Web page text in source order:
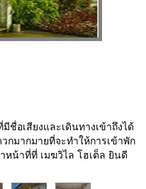
ชื่อเสียงและเดินทางเข้าถึงได้
กมากมายที่จะทำให้การเข้าพัก
น้าที่ที่ เมฆวิไล โฮเต็ล ยินดี